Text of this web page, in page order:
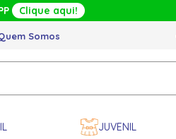
Clique aqui!
Somos
JUVENIL